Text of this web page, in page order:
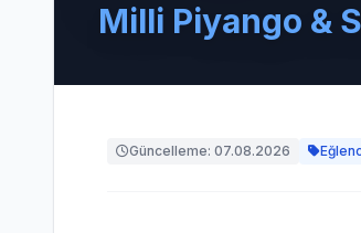
Milli Piyango &
Güncelleme: 07.08.2026